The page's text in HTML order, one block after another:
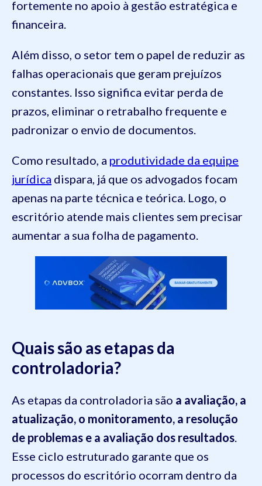
fortemente no apoio à gestão estratégica e
financeira.
Além disso, o setor tem o papel de reduzir as
falhas operacionais que geram prejuízos
constantes. Isso significa evitar perda de
prazos, eliminar o retrabalho frequente e
padronizar o envio de documentos.
Como resultado, a produtividade da equipe
jurídica dispara, já que os advogados focam
apenas na parte técnica e teórica. Logo, o
escritório atende mais clientes sem precisar
aumentar a sua folha de pagamento.
Quais são as etapas da
controladoria?
As etapas da controladoria são a avaliação, a
atualização, o monitoramento, a resolução
de problemas e a avaliação dos resultados.
Esse ciclo estruturado garante que os
processos do escritório ocorram dentro da